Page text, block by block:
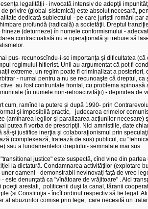
legalităţii - invocată intensiv de adepţii
privire (global-sistemică) este absolut necesară,
dedicată subiectului - pe care juriştii români
profundă (radicală) a societăţii. Dreptul
(deturneze) în numele conformismului -
contractualistă nu e operaţională şi trebuie să
pus- recunoscîndu-i-se importanţa şi dificultatea
regimului hitlerist. Unii au argumentat că pot fi
extreme, un regim poate fi criminalizat a
- numai pentru a nu se recunoaşte că dreptul,
au fost confruntate frontal, cu problema
(în numele non-retroactivităţii) - depindea de
cum, ramînd la putere şi după 1990- prin
şi imposibilă practic,
judecarea crimelor
(amînarea legilor şi paralizarea acţiunilor
putea fi vorba de prescripţii. Nici amnistiile, date
să-şi justifice inerţia şi colaboraţionismul prin
(complexează, tratează de sus) publicul, cu
sau a fundamentelor dreptului- semnalate mai sus.
justice" este suspectă, cînd vine din
la dictatură. Condamnarea activităţilor (explotare
oameni - demonstrabil nevinovaţi faţă de vreo
este denunţată ca "vînătoare de vrăjitoare" . Aici
poeţii arestati, politicenii duşi la canal, tăranii
(si Constituţia - încît ordinul respectiv să fie legal.
al abuzurilor comise prin lege, care necesită un